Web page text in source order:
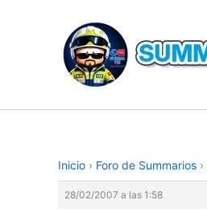
contenido
Inicio › Foro de Summarios ›
28/02/2007 a las 1:58